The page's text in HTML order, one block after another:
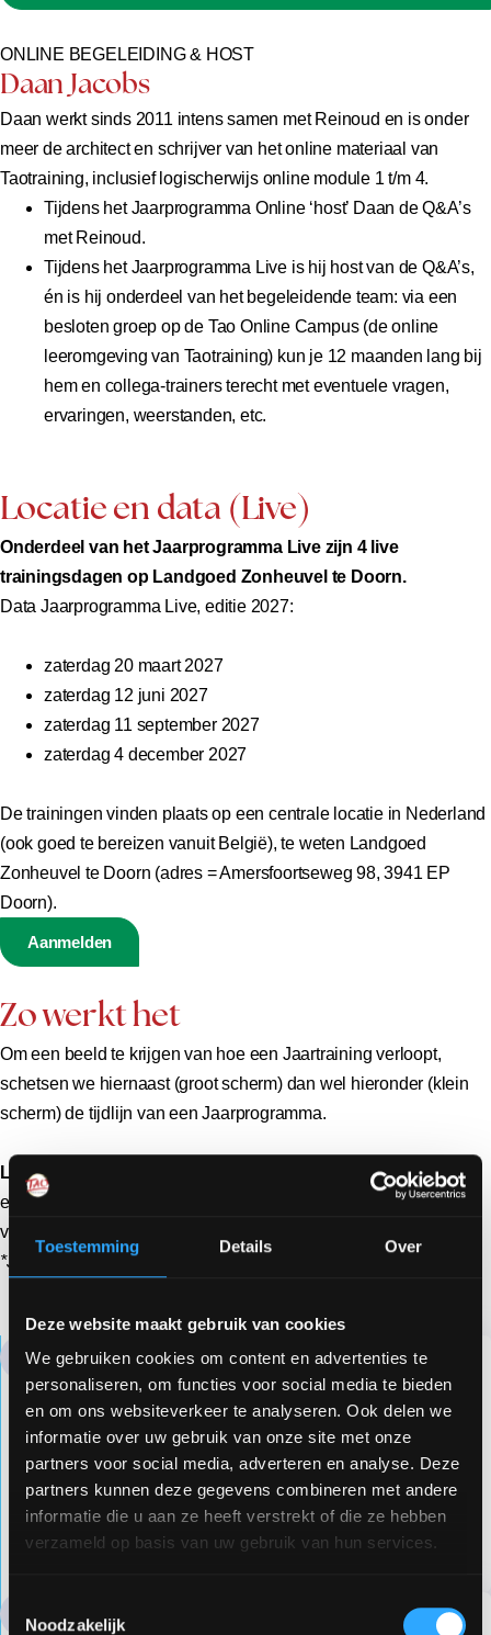
Toestemming Details Over
Deze website maakt gebruik van cookies
We gebruiken cookies om content en advertenties te
personaliseren, om functies voor social media te bieden
en om ons websiteverkeer te analyseren. Ook delen we
informatie over uw gebruik van onze site met onze
partners voor social media, adverteren en analyse. Deze
partners kunnen deze gegevens combineren met andere
informatie die u aan ze heeft verstrekt of die ze hebben
verzameld op basis van uw gebruik van hun services.
Noodzakelijk
ONLINE BEGELEIDING & HOST
Daan Jacobs
Daan werkt sinds 2011 intens samen met Reinoud en is onder
meer de architect en schrijver van het online materiaal van
Taotraining, inclusief logischerwijs online module 1 t/m 4.
Tijdens het Jaarprogramma Online ‘host’ Daan de Q&A’s
met Reinoud.
Tijdens het Jaarprogramma Live is hij host van de Q&A’s,
én is hij onderdeel van het begeleidende team: via een
besloten groep op de Tao Online Campus (de online
leeromgeving van Taotraining) kun je 12 maanden lang bij
hem en collega-trainers terecht met eventuele vragen,
ervaringen, weerstanden, etc.
Locatie en data (Live)
Onderdeel van het Jaarprogramma Live zijn 4 live
trainingsdagen op Landgoed Zonheuvel te Doorn.
Data Jaarprogramma Live, editie 2027:
zaterdag 20 maart 2027
zaterdag 12 juni 2027
zaterdag 11 september 2027
zaterdag 4 december 2027
De trainingen vinden plaats op een centrale locatie in Nederland
(ook goed te bereizen vanuit België), te weten Landgoed
Zonheuvel te Doorn (adres = Amersfoortseweg 98, 3941 EP
Doorn).
Aanmelden
Zo werkt het
Om een beeld te krijgen van hoe een Jaartraining verloopt,
schetsen we hiernaast (groot scherm) dan wel hieronder (klein
scherm) de tijdlijn van een Jaarprogramma.
Let op
: klik op ‘LIVE training’ voor de tijdlijn van het
eerstvolgende Jaarprogramma Live, en op ‘ONLINE training’
voor die van het Jaarprogramma Online.
*Je kunt wisselen tussen Live & Online
Intake-formulier invullen
Aanmelden voor het Jaarprogramma LIVE doe
je door het intake-formulier in te vullen. Binnen
maximaal 3 werkdagen ontvang je een
bevestiging van deelname, inclusief betaal-link.